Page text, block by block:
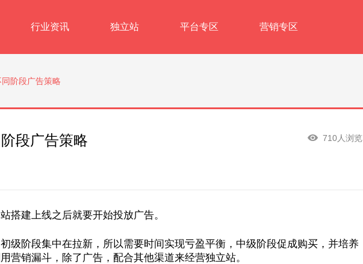
行业资讯 独立站 平台专区 营销专区
阶段广告策略
段广告策略 710人浏览
搭建上线之后就要开始投放广告。
级阶段集中在拉新，所以需要时间实现亏盈平衡，中级阶段促成购买，并培养
营销漏斗，除了广告，配合其他渠道来经营独立站。